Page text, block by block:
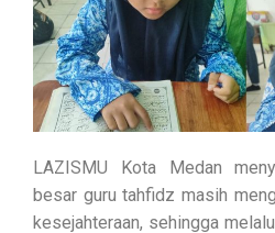
LAZISMU Kota Medan
besar guru tahfidz masih
kesejahteraan, sehingga